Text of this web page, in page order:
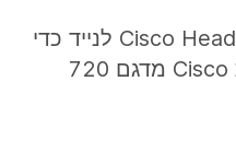
השתמש באפליקציה Cisco Headsets לנייד כדי
להפיק את המרב מאוזניות Cisco מדגם 720